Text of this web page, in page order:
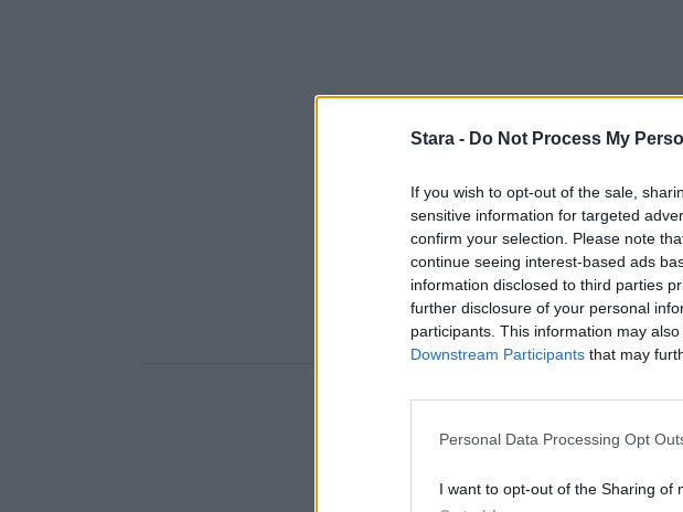
Stara - Do Not Process My
If you wish to opt-out of the sale,
sensitive information for targeted
confirm your selection. Please note
continue seeing interest-based ads
information disclosed to third parties
further disclosure of your personal
participants. This information may
Downstream Participants that may
Personal Data Processing Opt
I want to opt-out of the Sharing of